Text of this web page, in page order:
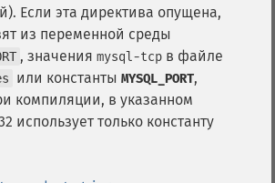
Если эта директива опущена,
из переменной среды
, значения mysql-tcp в файле
или константы MYSQL_PORT,
компиляции, в указанном
использует только константу